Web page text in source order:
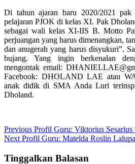
Di tahun ajaran baru 2020/2021 pak
pelajaran PJOK di kelas XI. Pak
sebagai wali kelas XI-IIS B. Motto
perjuangan yang harus dimenangkan,
dan anugerah yang harus disyukuri”.
bujang. Yang ingin berkenalan
mengontak email:
Facebook: DHOLAND LAE atau
anak didik di SMA Anda Luri
Dholand.
Navigasi
pos
Previous Previous
post:
Profil Guru: Viktorius Sesarius
Next Next
Profil Guru: Matelda Roslin
Tinggalkan Balasan